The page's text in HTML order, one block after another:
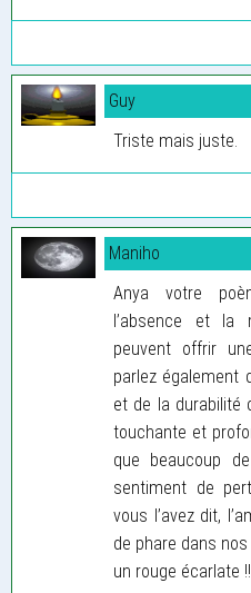
Guy
Triste mais juste.
Maniho
Anya votre
l’absence et la
peuvent offrir
parlez également
et de la durabilité
touchante et
que beaucoup
sentiment de
vous l’avez dit,
de phare dans
un rouge écarlate